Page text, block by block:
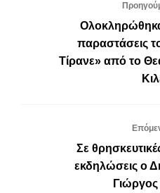
παραστάσεις
Τίρανε» από το
Σε
εκδηλώσεις ο